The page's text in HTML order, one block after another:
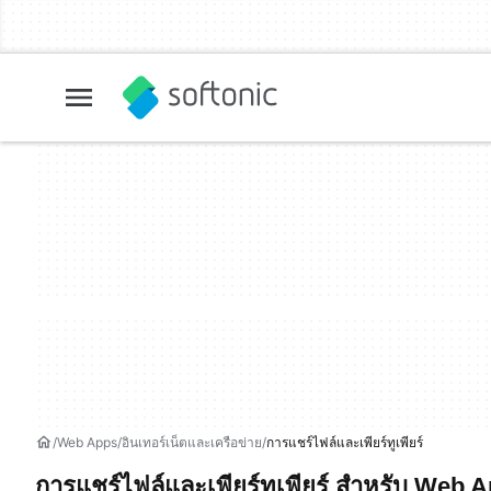
Web Apps อินเทอร์เน็ตและเครือข่าย การแชร์ไฟล์และเพียร์ทูเพียร์